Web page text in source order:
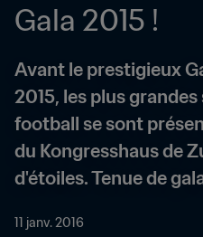
Gala 2015 !
Avant le prestigieux
2015, les plus
football se sont
du Kongresshaus de
d'étoiles. Tenue de
11 janv. 2016